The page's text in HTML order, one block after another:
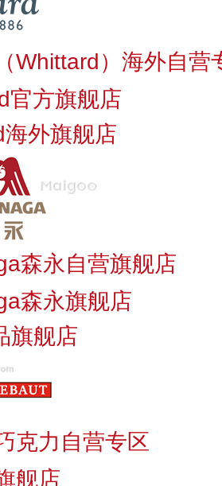
Whittard）海外自营
官方旗舰店
外旗舰店
森永自营旗舰店
森永旗舰店
旗舰店
克力自营专区
舰店